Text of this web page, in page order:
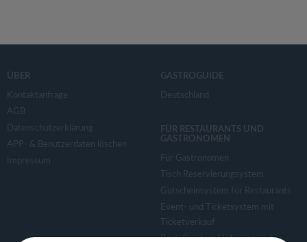
ÜBER
Kontaktanfrage
AGB
Datenschutzerklärung
APP- & Benutzerdaten löschen
Impressum
GASTROGUIDE
Deutschland
FÜR RESTAURANTS UND
GASTRONOMEN
Für Gastronomen
Tisch Reservierungsystem
Gutscheinsystem für Restaurants
Event- und Ticketsystem mit
Ticketverkauf
Bestellsystem Lieferung und